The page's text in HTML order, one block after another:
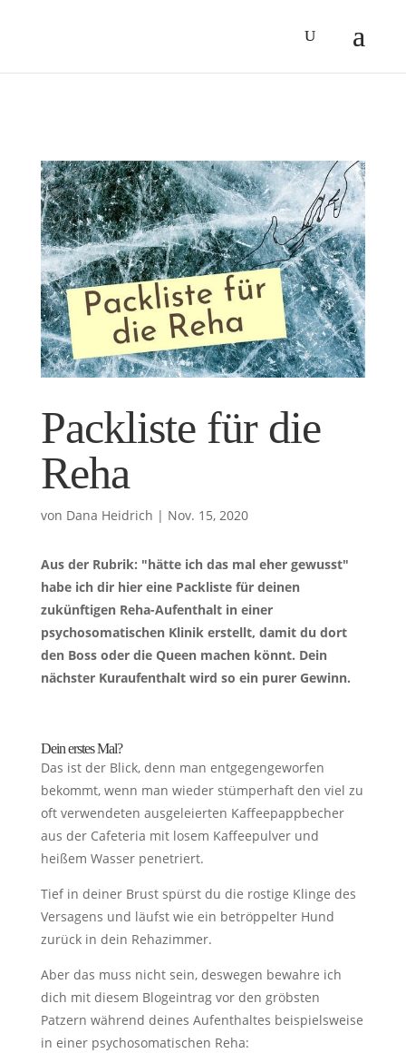
Packliste für die
Reha
von Dana Heidrich | Nov. 15, 2020
Aus der Rubrik: "hätte ich das mal eher gewusst"
habe ich dir hier eine Packliste für deinen
zukünftigen Reha-Aufenthalt in einer
psychosomatischen Klinik erstellt, damit du dort
den Boss oder die Queen machen könnt. Dein
nächster Kuraufenthalt wird so ein purer Gewinn.
Dein erstes Mal?
Das ist der Blick, denn man entgegengeworfen
bekommt, wenn man wieder stümperhaft den viel zu
oft verwendeten ausgeleierten Kaffeepappbecher
aus der Cafeteria mit losem Kaffeepulver und
heißem Wasser penetriert.
Tief in deiner Brust spürst du die rostige Klinge des
Versagens und läufst wie ein betröppelter Hund
zurück in dein Rehazimmer.
Aber das muss nicht sein, deswegen bewahre ich
dich mit diesem Blogeintrag vor den gröbsten
Patzern während deines Aufenthaltes beispielsweise
in einer psychosomatischen Reha: